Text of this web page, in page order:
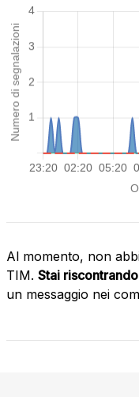
Al momento, non
TIM. Stai
un messaggio nei